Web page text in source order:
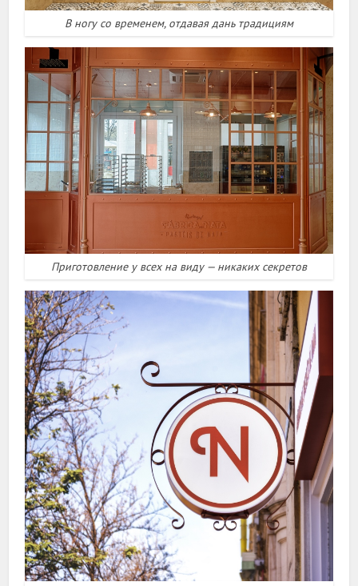
В ногу со временем, отдавая дань традициям
Приготовление у всех на виду — никаких секретов